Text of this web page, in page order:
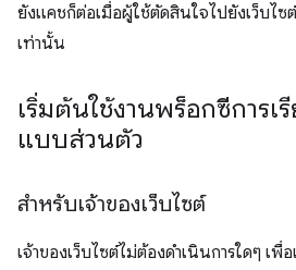
ยังแคชก็ต่อเมื่อผู้ใช้ตัดสินใจไปยังเว็บไซ
เท่านั้น
เริ่มต้นใช้งานพร็อกซีการเ
แบบส่วนตัว
สำหรับเจ้าของเว็บไซต์
เจ้าของเว็บไซต์ไม่ต้องดำเนินการใดๆ เพื่